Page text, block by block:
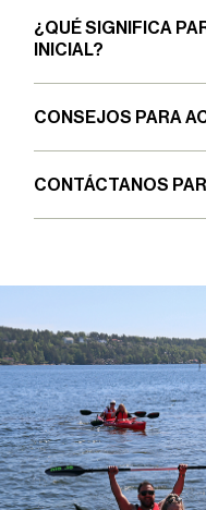
¿QUÉ SIGNIFICA
INICIAL?
CONSEJOS PARA
CONTÁCTANOS